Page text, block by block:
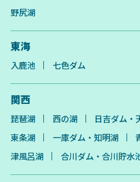
野尻湖
東海
入鹿池 七色ダム
関西
琵琶湖 西の湖 日吉ダム・
東条湖
一庫ダム・知明湖
津風呂湖
合川ダム・合川貯水